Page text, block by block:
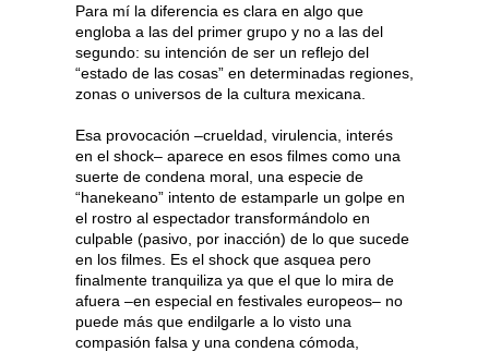
Para mí la diferencia es clara en algo que
engloba a las del primer grupo y no a las del
segundo: su intención de ser un reflejo del
“estado de las cosas” en determinadas regiones,
zonas o universos de la cultura mexicana.
Esa provocación –crueldad, virulencia, interés
en el shock– aparece en esos filmes como una
suerte de condena moral, una especie de
“hanekeano” intento de estamparle un golpe en
el rostro al espectador transformándolo en
culpable (pasivo, por inacción) de lo que sucede
en los filmes. Es el shock que asquea pero
finalmente tranquiliza ya que el que lo mira de
afuera –en especial en festivales europeos– no
puede más que endilgarle a lo visto una
compasión falsa y una condena cómoda,